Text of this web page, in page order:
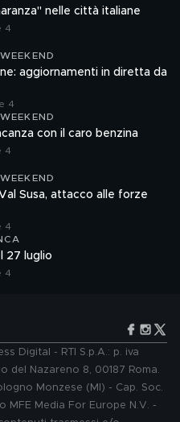
nelle città italiane
4
aggiornamenti in diretta da
4
con il caro benzina
4
Susa, attacco alle forze
4
27 luglio
4
Digital - RTI S.p.A.: p. iva
del Nazareno 8, 00187 Roma.
Monzese (MI) - Cap. Soc.
Media For Europe N.V. -